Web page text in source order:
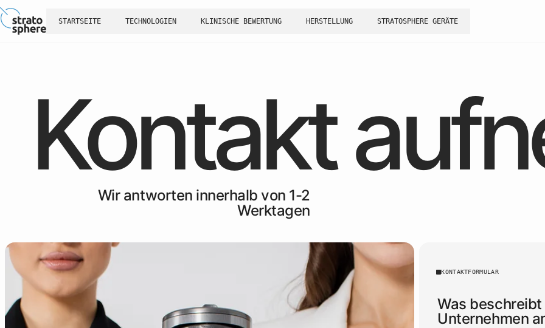
STARTSEITE TECHNOLOGIEN KLINISCHE BEWERTUNG HERSTELLUNG STRATOSPHERE GERÄTE
Kontakt
Wir antworten innerhalb von 1-2
Werktagen
KONTAKTFORMULAR
Was beschreibt
Unternehmen